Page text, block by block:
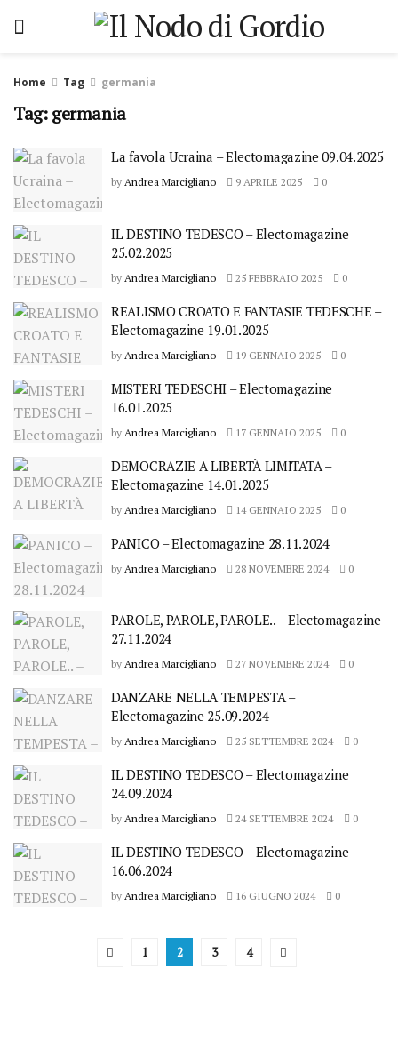
Home Tag germania
Tag: germania
La favola Ucraina – Electomagazine 09.04.2025
by Andrea Marcigliano 9 APRILE 2025 0
IL DESTINO TEDESCO – Electomagazine
25.02.2025
by Andrea Marcigliano 25 FEBBRAIO 2025 0
REALISMO CROATO E FANTASIE TEDESCHE –
Electomagazine 19.01.2025
by Andrea Marcigliano 19 GENNAIO 2025 0
MISTERI TEDESCHI – Electomagazine
16.01.2025
by Andrea Marcigliano 17 GENNAIO 2025 0
DEMOCRAZIE A LIBERTÀ LIMITATA –
Electomagazine 14.01.2025
by Andrea Marcigliano 14 GENNAIO 2025 0
PANICO – Electomagazine 28.11.2024
by Andrea Marcigliano 28 NOVEMBRE 2024 0
PAROLE, PAROLE, PAROLE.. – Electomagazine
27.11.2024
by Andrea Marcigliano 27 NOVEMBRE 2024 0
DANZARE NELLA TEMPESTA –
Electomagazine 25.09.2024
by Andrea Marcigliano 25 SETTEMBRE 2024 0
IL DESTINO TEDESCO – Electomagazine
24.09.2024
by Andrea Marcigliano 24 SETTEMBRE 2024 0
IL DESTINO TEDESCO – Electomagazine
16.06.2024
by Andrea Marcigliano 16 GIUGNO 2024 0
1 2 3 4